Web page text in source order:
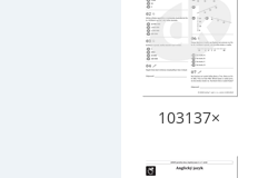
103137×